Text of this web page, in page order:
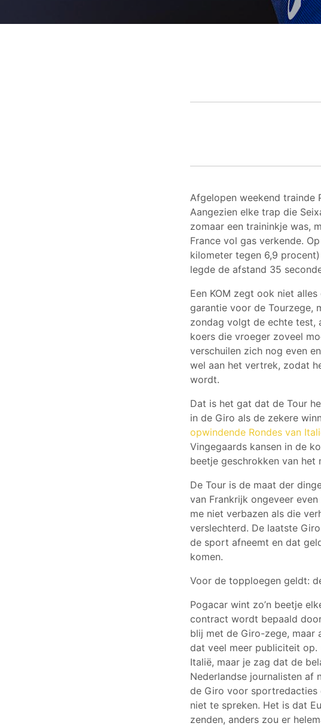
Afgelopen weekend trainde
Aangezien elke trap die
zomaar een traininkje was,
France vol gas verkende.
kilometer tegen 6,9 procent)
legde de afstand 35
Een KOM zegt ook niet
garantie voor de Tourzege,
zondag volgt de echte test,
koers die vroeger zoveel
verschuilen zich nog even
wel aan het vertrek, zodat
wordt.
Dat is het gat dat de Tour
in de Giro als de zekere
opwindende Rondes van
Vingegaards kansen in de
beetje geschrokken van het
De Tour is de maat der
van Frankrijk ongeveer
me niet verbazen als die
verslechterd. De laatste
de sport afneemt en dat
komen.
Voor de topploegen geldt:
Pogacar wint zo’n beetje
contract wordt bepaald
blij met de Giro-zege, maar
dat veel meer publiciteit op.
Italië, maar je zag dat de
Nederlandse journalisten af
de Giro voor sportredacties
niet te spreken. Het is dat
zenden, anders zou er